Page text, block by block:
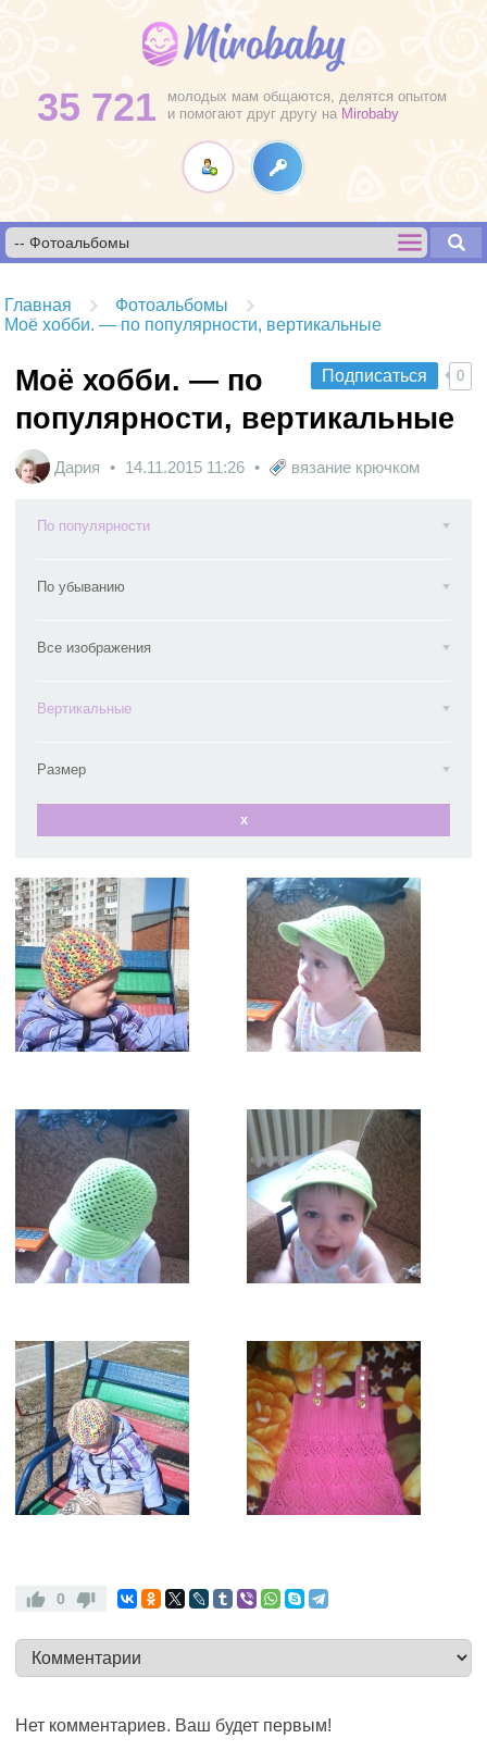
35 721
молодых мам общаются, делятся опытом
и помогают друг другу на Mirobaby
Главная
Фотоальбомы
Моё хобби. — по популярности, вертикальные
Подписаться 0
Моё хобби. — по
популярности, вертикальные
Дария 14.11.2015 11:26 вязание крючком
По популярности
По убыванию
Все изображения
Вертикальные
Размер
x
0
Нет комментариев. Ваш будет первым!